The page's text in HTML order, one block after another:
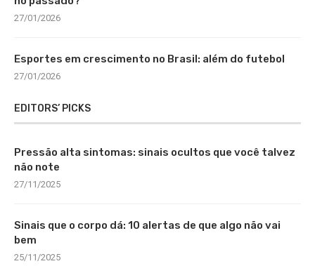
27/01/2026
Esportes em crescimento no Brasil: além do futebol
27/01/2026
EDITORS’ PICKS
Pressão alta sintomas: sinais ocultos que você talvez
não note
27/11/2025
Sinais que o corpo dá: 10 alertas de que algo não vai
bem
25/11/2025